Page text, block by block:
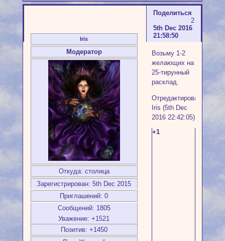
Поделиться
2
5th Dec 2016
21:58:50
Iris
Модератор
Откуда: столица
Зарегистрирован: 5th Dec 2015
Приглашений: 0
Сообщений: 1805
Уважение: +1521
Позитив: +1450
Возьму 1-2
желающих на
25-тирунный
расклад.
Отредактировано
Iris (5th Dec
2016 22:42:05)
+1